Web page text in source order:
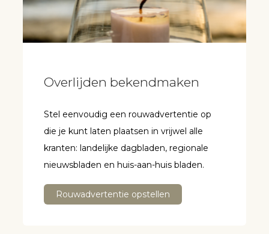
Overlijden bekendmaken
Stel eenvoudig een rouwadvertentie op
die je kunt laten plaatsen in vrijwel alle
kranten: landelijke dagbladen, regionale
nieuwsbladen en huis-aan-huis bladen.
Rouwadvertentie opstellen